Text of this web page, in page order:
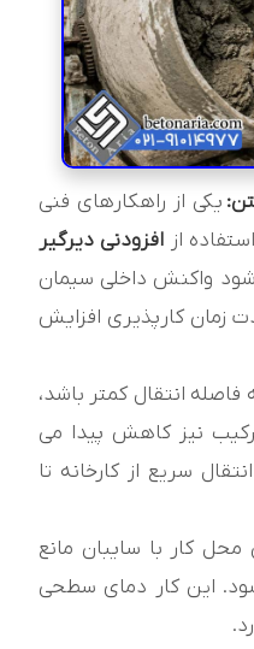
یکی از راهکارهای فنی
از افزودنی دیرگیر
واکنش داخلی سیمان
زمان کارپذیری افزایش
انتقال کمتر باشد،
نیز کاهش پیدا می
سریع از کارخانه تا
محل کار با سایبان مانع
این کار دمای سطحی